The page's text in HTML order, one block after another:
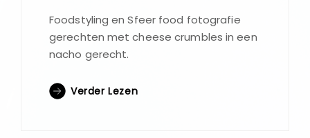
Foodstyling en Sfeer food fotografie
gerechten met cheese crumbles in een
nacho gerecht.
Verder Lezen